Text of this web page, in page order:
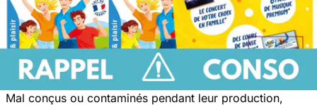
Mal conçus ou contaminés pendant leur production,